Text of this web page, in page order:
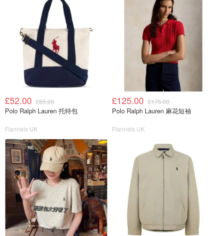
£52.00 £65.00
Polo Ralph Lauren 托特包
Flannels UK
£125.00 £175.00
Polo Ralph Lauren 麻花短袖
Flannels UK